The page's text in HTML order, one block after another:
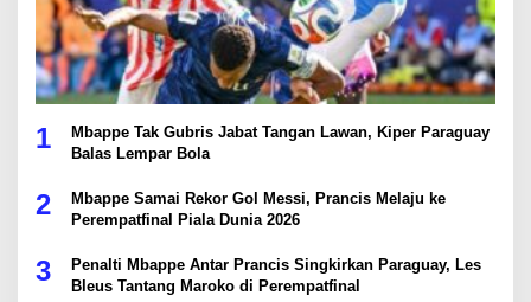
1
Mbappe Tak Gubris Jabat Tangan Lawan, Kiper Paraguay
Balas Lempar Bola
2
Mbappe Samai Rekor Gol Messi, Prancis Melaju ke
Perempatfinal Piala Dunia 2026
3
Penalti Mbappe Antar Prancis Singkirkan Paraguay, Les
Bleus Tantang Maroko di Perempatfinal